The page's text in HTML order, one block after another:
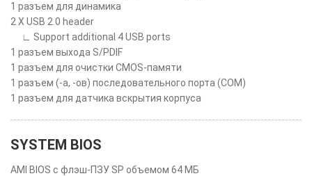
1 разъем для динамика
2 X USB 2.0 header
∟ Support additional 4 USB ports
1 разъем выхода S/PDIF
1 разъем для очистки CMOS-памяти
1 разъем (-а, -ов) последовательного порта (COM)
1 разъем для датчика вскрытия корпуса
SYSTEM BIOS
AMI BIOS с флэш-ПЗУ SP объемом 64 МБ